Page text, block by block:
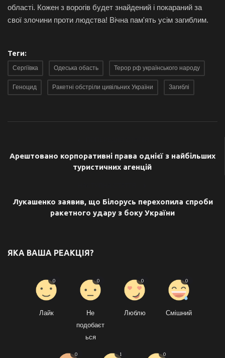
області. Кожен з ворогів будет знайдений і покараний за
свої злочини проти людства! Вічна пам'ять усім загиблим.
Теги:
Сергіївка Одеська обасть Терор рф українського народу
Геноцид Ракетні обстріли цивільних України Загиблі
Арештовано корпоративні права однієї з найбільших
туристичних агенцій
Лукашенко заявив, що Білорусь перехопила спроби
ракетного удару з боку України
ЯКА ВАША РЕАКЦІЯ?
Лайк
0
Не
подобаєт
ься
0
Люблю
0
Смішний
0
0 1 0